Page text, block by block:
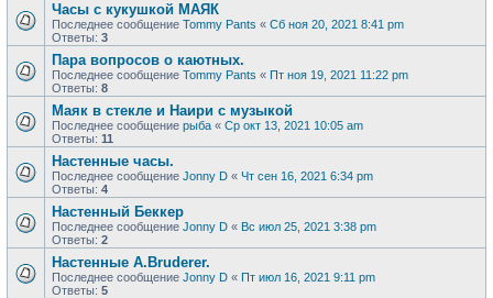
Часы с кукушкой МАЯК
Последнее сообщение Tommy Pants « Сб ноя 20, 2021 8:41 pm
Ответы: 3
Пара вопросов о каютных.
Последнее сообщение Tommy Pants « Пт ноя 19, 2021 11:22 pm
Ответы: 8
Маяк в стекле и Наири с музыкой
Последнее сообщение рыба « Ср окт 13, 2021 10:05 am
Ответы: 11
Настенные часы.
Последнее сообщение Jonny D « Чт сен 16, 2021 6:34 pm
Ответы: 4
Настенный Беккер
Последнее сообщение Jonny D « Вс июл 25, 2021 3:38 pm
Ответы: 2
Настенные A.Bruderer.
Последнее сообщение Jonny D « Пт июл 16, 2021 9:11 pm
Ответы: 5